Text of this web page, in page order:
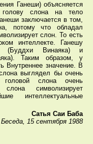
Ганеши) объясняется
слона на тело
заключается в том,
потому что обладал
слон. То есть
интеллекте. Ганешу
(Буддхи Винаяка) и
Таким образом, у
Внутреннее значение. В
выглядел бы очень
слона очень
символизирует
интеллектуальные
Сатья Саи Баба
15 сентября 1988